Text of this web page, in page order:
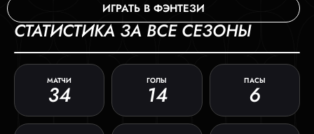
ИГРАТЬ В ФЭНТЕЗИ
СТАТИСТИКА ЗА ВСЕ СЕЗОНЫ
МАТЧИ
34
ГОЛЫ
14
ПАСЫ
6